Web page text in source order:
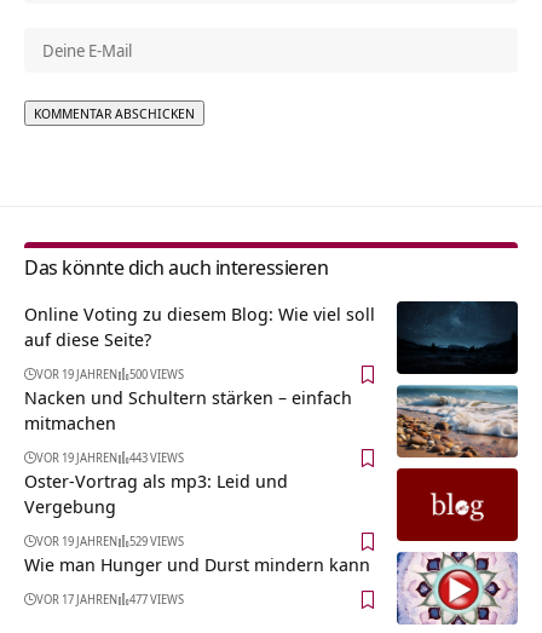
Das könnte dich auch interessieren
Online Voting zu diesem Blog: Wie viel soll
auf diese Seite?
VOR 19 JAHREN 500 VIEWS
Nacken und Schultern stärken – einfach
mitmachen
VOR 19 JAHREN 443 VIEWS
Oster-Vortrag als mp3: Leid und
Vergebung
VOR 19 JAHREN 529 VIEWS
Wie man Hunger und Durst mindern kann
VOR 17 JAHREN 477 VIEWS